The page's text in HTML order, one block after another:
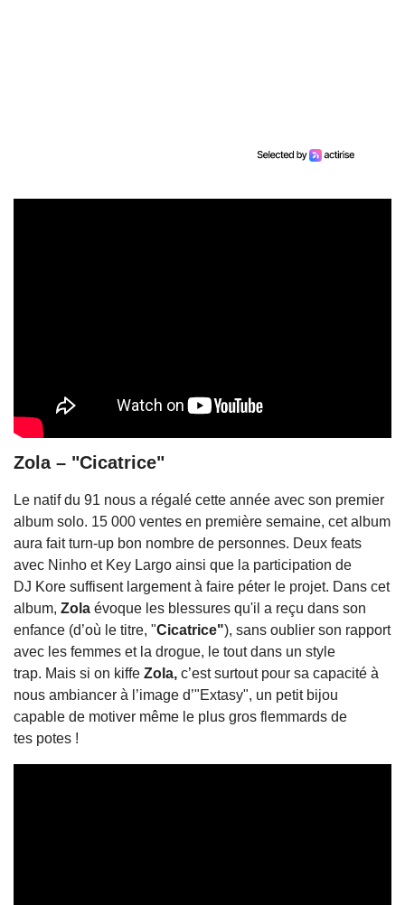
Zola – "Cicatrice"
Le natif du 91 nous a régalé cette année avec son premier
album solo. 15 000 ventes en première semaine, cet album
aura fait turn-up bon nombre de personnes. Deux feats
avec Ninho et Key Largo ainsi que la participation de
DJ Kore suffisent largement à faire péter le projet. Dans cet
album, Zola évoque les blessures qu'il a reçu dans son
enfance (d’où le titre, "Cicatrice"), sans oublier son rapport
avec les femmes et la drogue, le tout dans un style
trap. Mais si on kiffe Zola, c’est surtout pour sa capacité à
nous ambiancer à l’image d’"Extasy", un petit bijou
capable de motiver même le plus gros flemmards de
tes potes !